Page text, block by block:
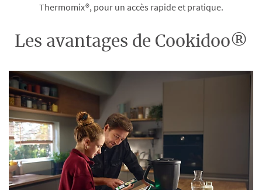
Thermomix®, pour un accès rapide et pratique.
Les avantages de Cookidoo®